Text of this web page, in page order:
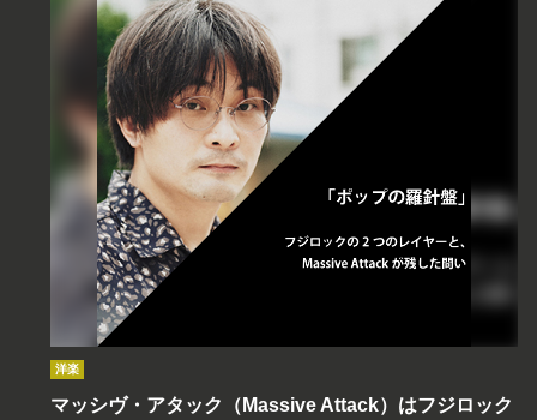
洋楽
マッシヴ・アタック（Massive Attack）はフジロック